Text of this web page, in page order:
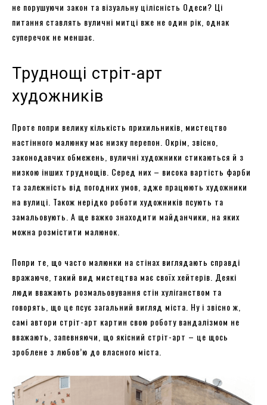
не порушуючи закон та візуальну цілісність Одеси? Ці
питання ставлять вуличні митці вже не один рік, однак
суперечок не меншає.
Труднощі стріт-арт
художників
Проте попри велику кількість прихильників, мистецтво
настінного малюнку має низку перепон. Окрім, звісно,
законодавчих обмежень, вуличні художники стикаються й з
низкою інших труднощів. Серед них – висока вартість фарби
та залежність від погодних умов, адже працюють художники
на вулиці. Також нерідко роботи художників псують та
замальовують. А ще важко знаходити майданчики, на яких
можна розмістити малюнок.
Попри те, що часто малюнки на стінах виглядають справді
вражаюче, такий вид мистецтва має своїх хейтерів. Деякі
люди вважають розмальовування стін хуліганством та
говорять, що це псує загальний вигляд міста. Ну і звісно ж,
самі автори стріт-арт картин свою роботу вандалізмом не
вважають, запевняючи, що якісний стріт-арт – це щось
зроблене з любов’ю до власного міста.